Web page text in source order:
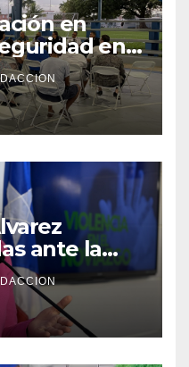
en
en
ante la